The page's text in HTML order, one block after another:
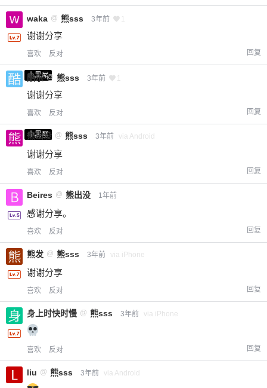
waka @ 熊sss 3年前 1
谢谢分享
喜欢 反对 回复
小黑屋
酷乐 @ 熊sss 3年前 1
谢谢分享
喜欢 反对 回复
小黑屋
熊出没 @ 熊sss 3年前 via Android
谢谢分享
喜欢 反对 回复
Beires @ 熊出没 1年前
感谢分享。
喜欢 反对 回复
熊发 @ 熊sss 3年前 via iPhone
谢谢分享
喜欢 反对 回复
身上时快时慢 @ 熊sss 3年前 via iPhone
喜欢 反对 回复
liu @ 熊sss 3年前 via Android